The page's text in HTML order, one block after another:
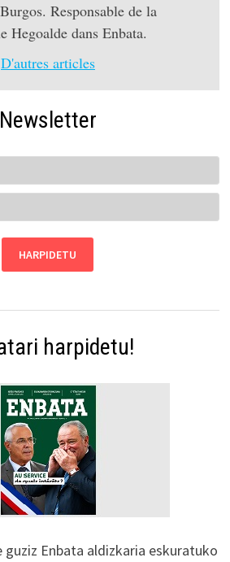
Responsable de la
Hegoalde dans Enbata.
D'autres articles
Newsletter
harpidetu!
Enbata aldizkaria eskuratuko